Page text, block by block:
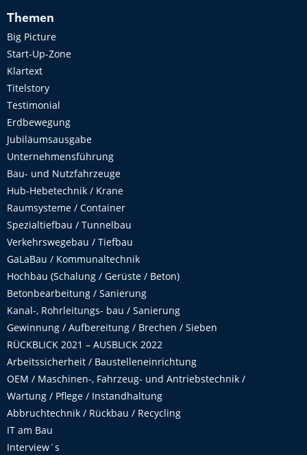
Themen
Big Picture
Start-Up-Zone
Klartext
Titelstory
Testimonial
Erdbewegung
Jubiläumsausgabe
Unternehmensführung
Bau- und Nutzfahrzeuge
Hub-Hebetechnik / Krane
Raumsysteme / Container
Spezialtiefbau / Tunnelbau
Verkehrswegebau / Tiefbau
GaLaBau / Kommunaltechnik
Hochbau (Schalung / Gerüste / Beton)
Betonbearbeitung / Sanierung
Kanal-, Rohrleitungs- bau / Sanierung
Gewinnung / Aufbereitung / Brechen / Sieben
RÜCKBLICK 2021 – AUSBLICK 2022
Arbeitssicherheit / Baustelleneinrichtung
OEM / Maschinen-, Fahrzeug- und Antriebstechnik /
Wartung / Pflege / Instandhaltung
Abbruchtechnik / Rückbau / Recycling
IT am Bau
Interview´s